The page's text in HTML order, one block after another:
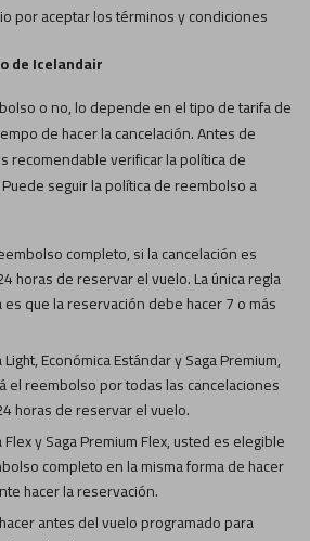
por aceptar los términos y condiciones
de Icelandair
o no, lo depende en el tipo de tarifa de
de hacer la cancelación. Antes de
recomendable verificar la política de
seguir la política de reembolso a
completo, si la cancelación es
horas de reservar el vuelo. La única regla
que la reservación debe hacer 7 o más
Económica Estándar y Saga Premium,
el reembolso por todas las cancelaciones
horas de reservar el vuelo.
y Saga Premium Flex, usted es elegible
completo en la misma forma de hacer
hacer la reservación.
antes del vuelo programado para